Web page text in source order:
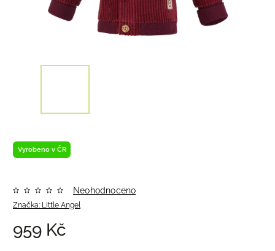
Vyrobeno v ČR
Značka: Little Angel
Neohodnoceno
959 Kč